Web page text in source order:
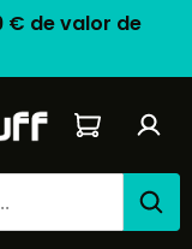
€ de valor de
El carrito